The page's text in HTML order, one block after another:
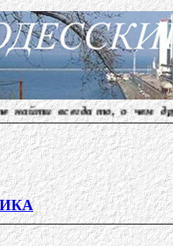
то, о чем другие